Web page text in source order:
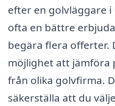
efter en golvläggare i
ofta en bättre
begära flera offerter.
möjlighet att jämföra
från olika golvfirma.
säkerställa att du